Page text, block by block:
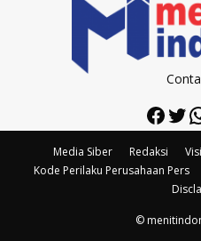
Media Siber Redaksi
Kode Perilaku Perusahaan Pers
©